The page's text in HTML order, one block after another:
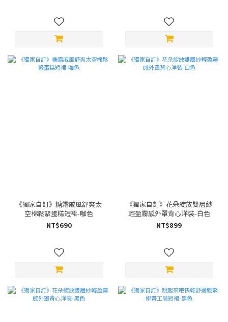
《獨家自訂》糖霜戚風舒爽太
空棉鬆緊蛋糕短裙-咖色
NT$690
《獨家自訂》花朵綻放雙層紗
輕盈霧感外罩背心洋裝-白色
NT$899